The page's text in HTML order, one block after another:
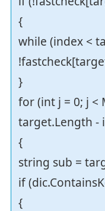
{
while (index <
}
for (int j = 0; j <
target.Length -
{
string sub =
if
{